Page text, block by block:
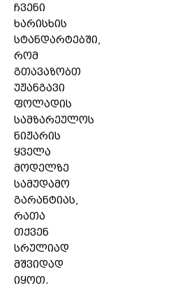
ჩვენი
ხარისხის
სტანდარტებში,
რომ
გთავაზობთ
უჟანგავი
ფოლადის
სამზარეულოს
ნიჟარის
ყველა
მოდელზე
სამუდამო
გარანტიას,
რათა
თქვენ
სრულიად
მშვიდად
იყოთ.